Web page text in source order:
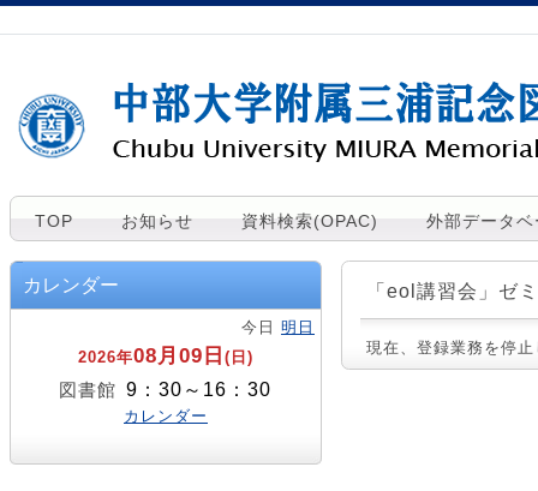
TOP お知らせ 資料検索(OPAC) 外部データベ
カレンダー
今日 明日
2026年08月09日 (日)
図書館 9：30～16：30
カレンダー
「eol講習会」ゼ
現在、登録業務を停